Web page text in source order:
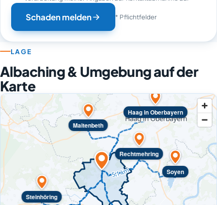
Schaden melden * Pflichtfelder
LAGE
Albaching & Umgebung auf der
Karte
Rechtmehring
Maitenbeth
Steinhöring
Soyen
Haag in Oberbayern